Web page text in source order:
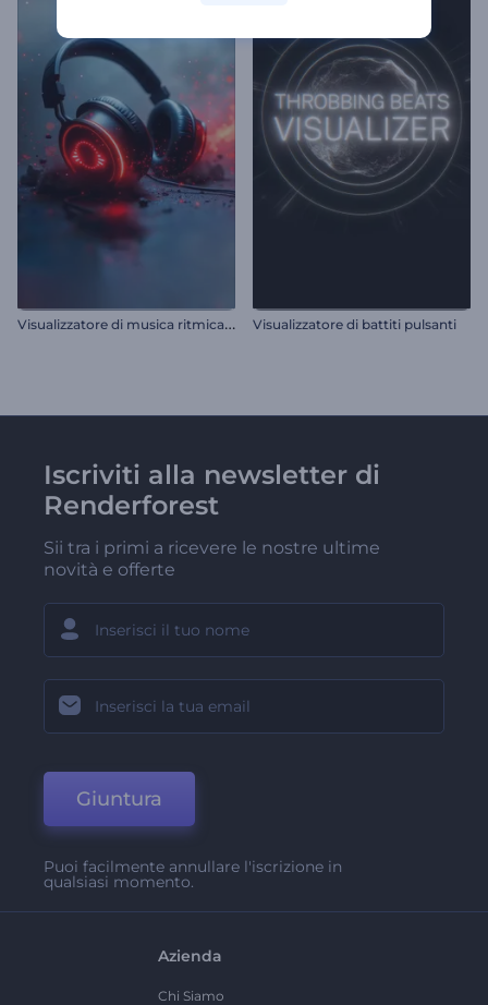
V
isualizzatore di musica ritmica per cuffie Visualizzatore di battiti pulsanti
Iscriviti alla newsletter di
Renderforest
Sii tra i primi a ricevere le nostre ultime
novità e offerte
Giuntura
Puoi facilmente annullare l'iscrizione in
qualsiasi momento.
Azienda
Chi Siamo